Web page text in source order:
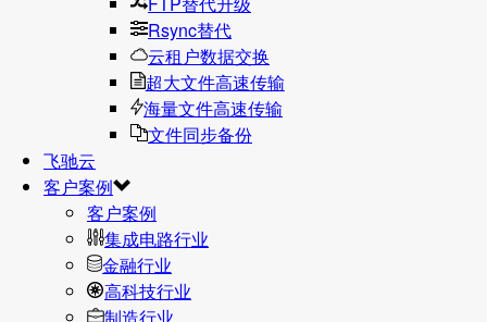
Rsync替代
云租户数据交换
超大文件高速传输
海量文件高速传输
文件同步备份
飞驰云
客户案例
客户案例
集成电路行业
金融行业
高科技行业